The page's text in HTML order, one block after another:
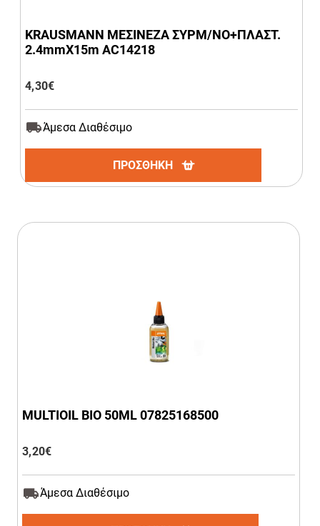
KRAUSMANN ΜΕΣΙΝΕΖΑ ΣΥΡΜ/ΝΟ+ΠΛΑΣΤ.
2.4mmΧ15m AC14218
4,30€
Άμεσα Διαθέσιμο
ΠΡΟΣΘΗΚΗ
MULTIOIL BIO 50ML 07825168500
3,20€
Άμεσα Διαθέσιμο